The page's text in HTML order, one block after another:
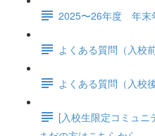
2025〜26年度 年末
よくある質問（入校前
よくある質問（入校後
[入校生限定コミュニ